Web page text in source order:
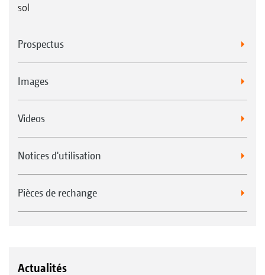
sol
Prospectus
Images
Videos
Notices d'utilisation
Pièces de rechange
Actualités